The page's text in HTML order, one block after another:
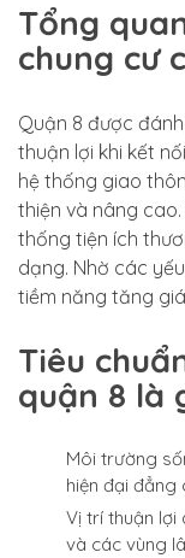
Tổng
chung cư
Quận 8 được
thuận lợi khi kết
hệ thống giao
thiện và nâng
thống tiện ích
dạng. Nhờ các
tiềm năng tăng
Tiêu
quận 8 là
Môi trường
hiện đại đẳng
Vị trí thuận lợi
và các vùng